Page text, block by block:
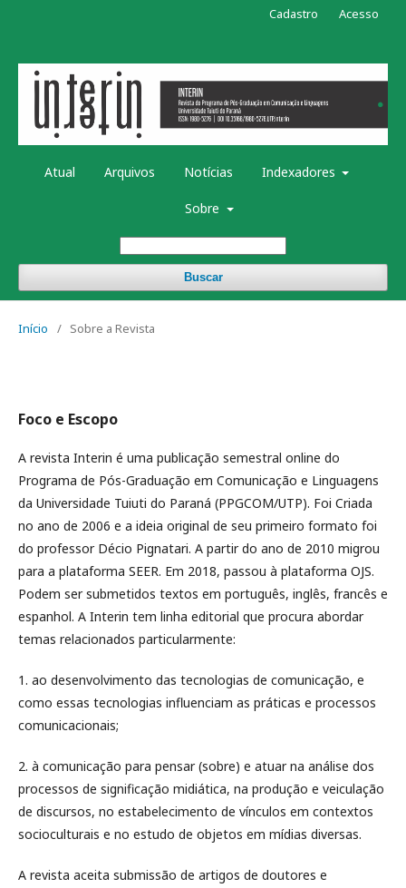
Atual Arquivos Notícias Indexadores
Sobre
Buscar
Cadastro Acesso
Início / Sobre a Revista
Foco e Escopo
A revista Interin é uma publicação semestral online do
Programa de Pós-Graduação em Comunicação e Linguagens
da Universidade Tuiuti do Paraná (PPGCOM/UTP). Foi Criada
no ano de 2006 e a ideia original de seu primeiro formato foi
do professor Décio Pignatari. A partir do ano de 2010 migrou
para a plataforma SEER. Em 2018, passou à plataforma OJS.
Podem ser submetidos textos em português, inglês, francês e
espanhol. A Interin tem linha editorial que procura abordar
temas relacionados particularmente:
1. ao desenvolvimento das tecnologias de comunicação, e
como essas tecnologias influenciam as práticas e processos
comunicacionais;
2. à comunicação para pensar (sobre) e atuar na análise dos
processos de significação midiática, na produção e veiculação
de discursos, no estabelecimento de vínculos em contextos
socioculturais e no estudo de objetos em mídias diversas.
A revista aceita submissão de artigos de doutores e